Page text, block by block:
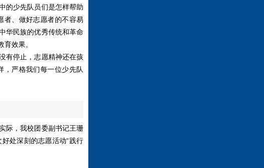
的少先队员们是怎样帮助
者、做好志愿者的不容易
华民族的优秀传统和革命
效果。
有停止，志愿精神还在孩
，严格我们每一位少先队
际，我校团委副书记王珊
处深刻的志愿活动“践行